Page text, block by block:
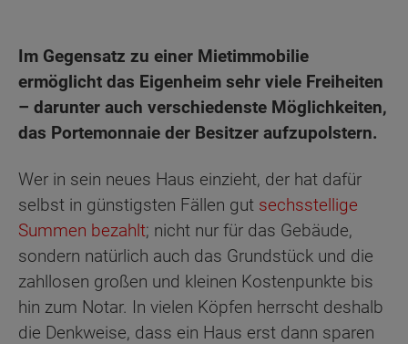
Im Gegensatz zu einer Mietimmobilie
ermöglicht das Eigenheim sehr viele Freiheiten
– darunter auch verschiedenste Möglichkeiten,
das Portemonnaie der Besitzer aufzupolstern.
Wer in sein neues Haus einzieht, der hat dafür
selbst in günstigsten Fällen gut sechsstellige
Summen bezahlt; nicht nur für das Gebäude,
sondern natürlich auch das Grundstück und die
zahllosen großen und kleinen Kostenpunkte bis
hin zum Notar. In vielen Köpfen herrscht deshalb
die Denkweise, dass ein Haus erst dann sparen